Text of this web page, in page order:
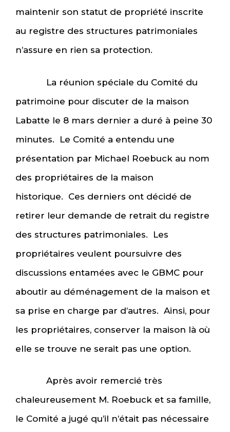
maintenir son statut de propriété inscrite
au registre des structures patrimoniales
n’assure en rien sa protection.
La réunion spéciale du Comité du
patrimoine pour discuter de la maison
Labatte le 8 mars dernier a duré à peine 30
minutes. Le Comité a entendu une
présentation par Michael Roebuck au nom
des propriétaires de la maison
historique. Ces derniers ont décidé de
retirer leur demande de retrait du registre
des structures patrimoniales. Les
propriétaires veulent poursuivre des
discussions entamées avec le GBMC pour
aboutir au déménagement de la maison et
sa prise en charge par d’autres. Ainsi, pour
les propriétaires, conserver la maison là où
elle se trouve ne serait pas une option.
Après avoir remercié très
chaleureusement M. Roebuck et sa famille,
le Comité a jugé qu’il n’était pas nécessaire